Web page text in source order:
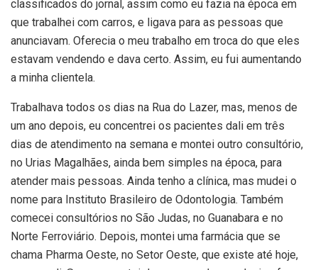
classificados do jornal, assim como eu fazia na época em
que trabalhei com carros, e ligava para as pessoas que
anunciavam. Oferecia o meu trabalho em troca do que eles
estavam vendendo e dava certo. Assim, eu fui aumentando
a minha clientela.
Trabalhava todos os dias na Rua do Lazer, mas, menos de
um ano depois, eu concentrei os pacientes dali em três
dias de atendimento na semana e montei outro consultório,
no Urias Magalhães, ainda bem simples na época, para
atender mais pessoas. Ainda tenho a clínica, mas mudei o
nome para Instituto Brasileiro de Odontologia. Também
comecei consultórios no São Judas, no Guanabara e no
Norte Ferroviário. Depois, montei uma farmácia que se
chama Pharma Oeste, no Setor Oeste, que existe até hoje,